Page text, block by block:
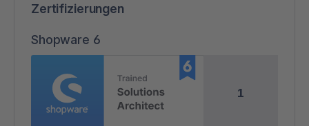
Zertifizierungen
Shopware 6
1